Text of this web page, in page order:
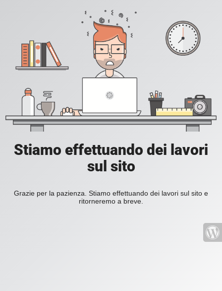
Stiamo effettuando dei lavori
sul sito
Grazie per la pazienza. Stiamo effettuando dei lavori sul sito e
ritorneremo a breve.